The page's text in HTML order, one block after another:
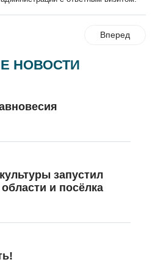
Вперед
НОВОСТИ
запустил
и посёлка